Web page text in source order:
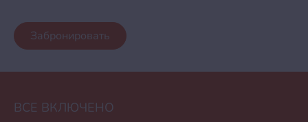
Забронировать
ВСЕ ВКЛЮЧЕНО